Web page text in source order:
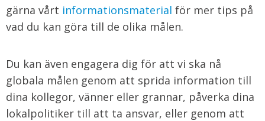
gärna vårt informationsmaterial för mer tips på
vad du kan göra till de olika målen.
Du kan även engagera dig för att vi ska nå
globala målen genom att sprida information till
dina kollegor, vänner eller grannar, påverka dina
lokalpolitiker till att ta ansvar, eller genom att